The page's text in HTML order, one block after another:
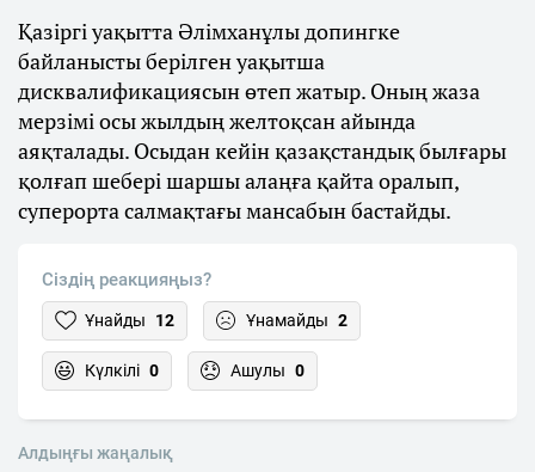
Қазіргі уақытта Әлімханұлы допингке
байланысты берілген уақытша
дисквалификациясын өтеп жатыр. Оның жаза
мерзімі осы жылдың желтоқсан айында
аяқталады. Осыдан кейін қазақстандық былғары
қолғап шебері шаршы алаңға қайта оралып,
суперорта салмақтағы мансабын бастайды.
Сіздің реакцияңыз?
Ұнайды 12 Ұнамайды 2
Күлкілі 0 Ашулы 0
Алдыңғы жаңалық